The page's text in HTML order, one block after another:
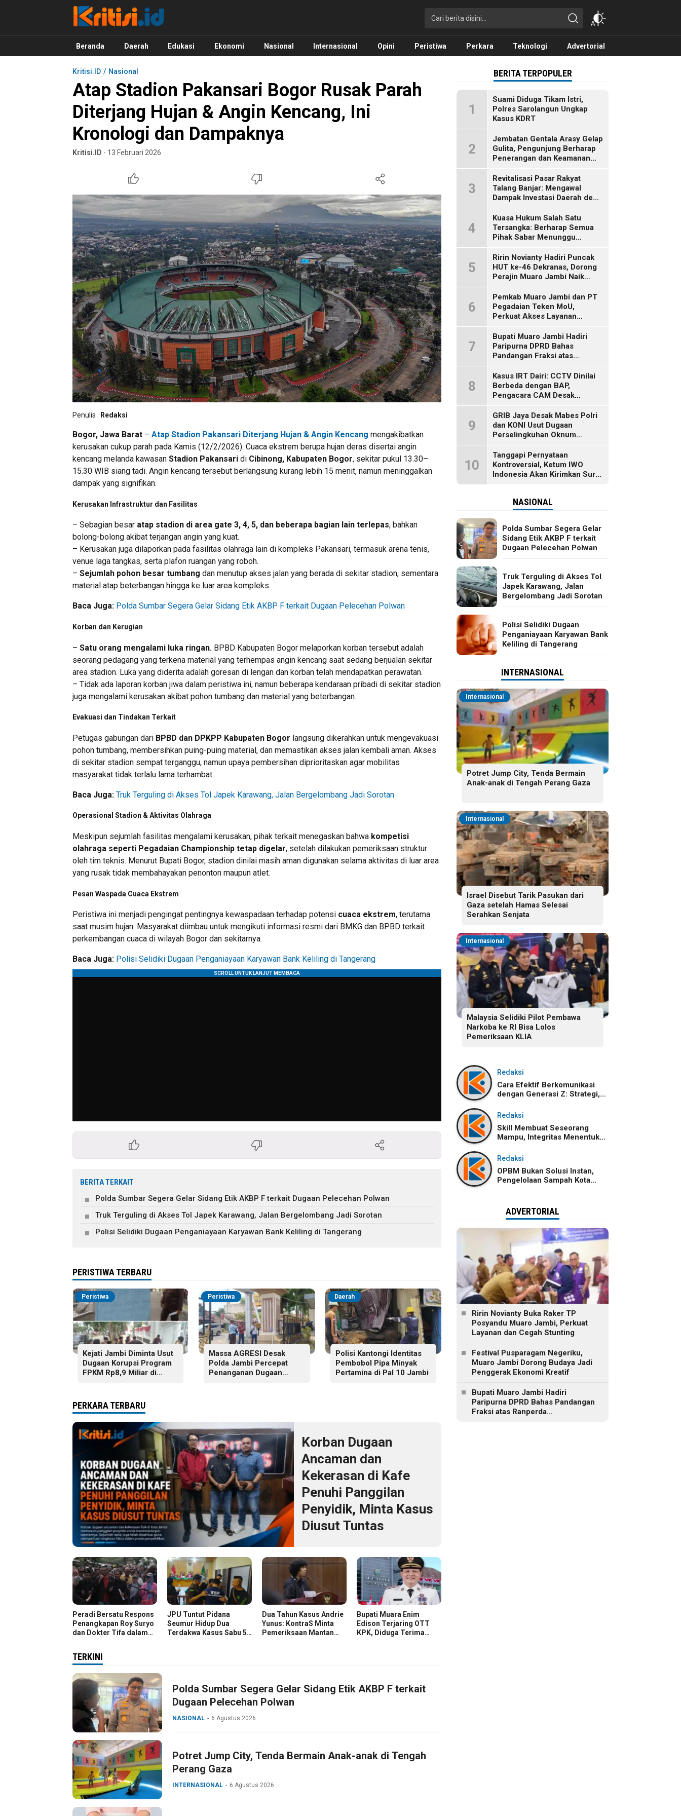
Kritisi.ID
Kritik untuk Negeri!
Beranda Daerah Edukasi Ekonomi Nasional Internasional Opini Peristiwa Perkara Teknologi Advertorial
Kritisi.ID Nasional
Atap Stadion Pakansari Bogor Rusak Parah
Diterjang Hujan & Angin Kencang, Ini
Kronologi dan Dampaknya
Kritisi.ID - 13 Februari 2026
Penulis : Redaksi
Bogor, Jawa Barat – Atap Stadion Pakansari Diterjang Hujan & Angin Kencang mengakibatkan
kerusakan cukup parah pada Kamis (12/2/2026). Cuaca ekstrem berupa hujan deras disertai angin
kencang melanda kawasan Stadion Pakansari di Cibinong, Kabupaten Bogor, sekitar pukul 13.30–
15.30 WIB siang tadi. Angin kencang tersebut berlangsung kurang lebih 15 menit, namun meninggalkan
dampak yang signifikan.
Kerusakan Infrastruktur dan Fasilitas
– Sebagian besar atap stadion di area gate 3, 4, 5, dan beberapa bagian lain terlepas, bahkan
bolong-bolong akibat terjangan angin yang kuat.
– Kerusakan juga dilaporkan pada fasilitas olahraga lain di kompleks Pakansari, termasuk arena tenis,
venue laga tangkas, serta plafon ruangan yang roboh.
– Sejumlah pohon besar tumbang dan menutup akses jalan yang berada di sekitar stadion, sementara
material atap beterbangan hingga ke luar area kompleks.
Baca Juga: Polda Sumbar Segera Gelar Sidang Etik AKBP F terkait Dugaan Pelecehan Polwan
Korban dan Kerugian
– Satu orang mengalami luka ringan. BPBD Kabupaten Bogor melaporkan korban tersebut adalah
seorang pedagang yang terkena material yang terhempas angin kencang saat sedang berjualan sekitar
area stadion. Luka yang diderita adalah goresan di lengan dan korban telah mendapatkan perawatan.
– Tidak ada laporan korban jiwa dalam peristiwa ini, namun beberapa kendaraan pribadi di sekitar stadion
juga mengalami kerusakan akibat pohon tumbang dan material yang beterbangan.
Evakuasi dan Tindakan Terkait
Petugas gabungan dari BPBD dan DPKPP Kabupaten Bogor langsung dikerahkan untuk mengevakuasi
pohon tumbang, membersihkan puing-puing material, dan memastikan akses jalan kembali aman. Akses
di sekitar stadion sempat terganggu, namun upaya pembersihan diprioritaskan agar mobilitas
masyarakat tidak terlalu lama terhambat.
Baca Juga: Truk Terguling di Akses Tol Japek Karawang, Jalan Bergelombang Jadi Sorotan
Operasional Stadion & Aktivitas Olahraga
Meskipun sejumlah fasilitas mengalami kerusakan, pihak terkait menegaskan bahwa kompetisi
olahraga seperti Pegadaian Championship tetap digelar, setelah dilakukan pemeriksaan struktur
oleh tim teknis. Menurut Bupati Bogor, stadion dinilai masih aman digunakan selama aktivitas di luar area
yang rusak tidak membahayakan penonton maupun atlet.
Pesan Waspada Cuaca Ekstrem
Peristiwa ini menjadi pengingat pentingnya kewaspadaan terhadap potensi cuaca ekstrem, terutama
saat musim hujan. Masyarakat diimbau untuk mengikuti informasi resmi dari BMKG dan BPBD terkait
perkembangan cuaca di wilayah Bogor dan sekitarnya.
Baca Juga: Polisi Selidiki Dugaan Penganiayaan Karyawan Bank Keliling di Tangerang
BERITA TERKAIT
Polda Sumbar Segera Gelar Sidang Etik AKBP F terkait Dugaan Pelecehan Polwan
Truk Terguling di Akses Tol Japek Karawang, Jalan Bergelombang Jadi Sorotan
Polisi Selidiki Dugaan Penganiayaan Karyawan Bank Keliling di Tangerang
PERISTIWA TERBARU
Peristiwa
Kejati Jambi Diminta Usut
Dugaan Korupsi Program
FPKM Rp8,9 Miliar di
Peristiwa
Massa AGRESI Desak
Polda Jambi Percepat
Penanganan Dugaan
Daerah
Polisi Kantongi Identitas
Pembobol Pipa Minyak
Pertamina di Pal 10 Jambi
PERKARA TERBARU
Korban Dugaan
Ancaman dan
Kekerasan di Kafe
Penuhi Panggilan
Penyidik, Minta Kasus
Diusut Tuntas
Peradi Bersatu Respons
Penangkapan Roy Suryo
dan Dokter Tifa dalam
JPU Tuntut Pidana
Seumur Hidup Dua
Terdakwa Kasus Sabu 58
Dua Tahun Kasus Andrie
Yunus: KontraS Minta
Pemeriksaan Mantan
Bupati Muara Enim
Edison Terjaring OTT
KPK, Diduga Terima
TERKINI
Polda Sumbar Segera Gelar Sidang Etik AKBP F terkait
Dugaan Pelecehan Polwan
NASIONAL 6 Agustus 2026
Potret Jump City, Tenda Bermain Anak-anak di Tengah
Perang Gaza
INTERNASIONAL 6 Agustus 2026
BERITA TERPOPULER
1
Suami Diduga Tikam Istri,
Polres Sarolangun Ungkap
Kasus KDRT
2
Jembatan Gentala Arasy Gelap
Gulita, Pengunjung Berharap
Penerangan dan Keamanan
3
Revitalisasi Pasar Rakyat
Talang Banjar: Mengawal
Dampak Investasi Daerah demi
4
Kuasa Hukum Salah Satu
Tersangka: Berharap Semua
Pihak Sabar Menunggu
5
Ririn Novianty Hadiri Puncak
HUT ke-46 Dekranas, Dorong
Perajin Muaro Jambi Naik
6
Pemkab Muaro Jambi dan PT
Pegadaian Teken MoU,
Perkuat Akses Layanan
7
Bupati Muaro Jambi Hadiri
Paripurna DPRD Bahas
Pandangan Fraksi atas
Pertanggungjawaban APBD
2025
8
Kasus IRT Dairi: CCTV Dinilai
Berbeda dengan BAP,
Pengacara CAM Desak
9
GRIB Jaya Desak Mabes Polri
dan KONI Usut Dugaan
Perselingkuhan Oknum
10
Tanggapi Pernyataan
Kontroversial, Ketum IWO
Indonesia Akan Kirimkan Surat
NASIONAL
Polda Sumbar Segera Gelar
Sidang Etik AKBP F terkait
Dugaan Pelecehan Polwan
Truk Terguling di Akses Tol
Japek Karawang, Jalan
Bergelombang Jadi Sorotan
Polisi Selidiki Dugaan
Penganiayaan Karyawan Bank
Keliling di Tangerang
INTERNASIONAL
Internasional
Potret Jump City, Tenda Bermain
Anak-anak di Tengah Perang Gaza
Internasional
Israel Disebut Tarik Pasukan dari
Gaza setelah Hamas Selesai
Serahkan Senjata
Internasional
Malaysia Selidiki Pilot Pembawa
Narkoba ke RI Bisa Lolos
Pemeriksaan KLIA
Redaksi
Cara Efektif Berkomunikasi
dengan Generasi Z: Strategi,
Tantangannya
Redaksi
Skill Membuat Seseorang
Mampu, Integritas Menentukan
Dibawa
Redaksi
OPBM Bukan Solusi Instan,
Pengelolaan Sampah Kota
ADVERTORIAL
Ririn Novianty Buka Raker TP
Posyandu Muaro Jambi, Perkuat
Layanan dan Cegah Stunting
Festival Pusparagam Negeriku,
Muaro Jambi Dorong Budaya Jadi
Penggerak Ekonomi Kreatif
Bupati Muaro Jambi Hadiri
Paripurna DPRD Bahas Pandangan
Fraksi atas Ranperda